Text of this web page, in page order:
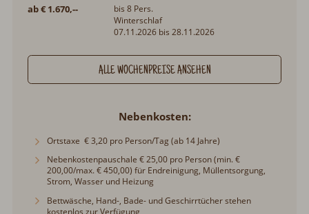
ab € 1.670,--
bis 8 Pers.
Winterschlaf
07.11.2026 bis 28.11.2026
ALLE WOCHENPREISE ANSEHEN
Nebenkosten
Ortstaxe € 3,20 pro Person/Tag (ab 14 Jahre)
Nebenkostenpauschale € 25,00 pro Person (min. €
200,00/max. € 450,00) für Endreinigung, Müllentsorgung,
Strom, Wasser und Heizung
Bettwäsche, Hand-, Bade- und Geschirrtücher stehen
kostenlos zur Verfügung